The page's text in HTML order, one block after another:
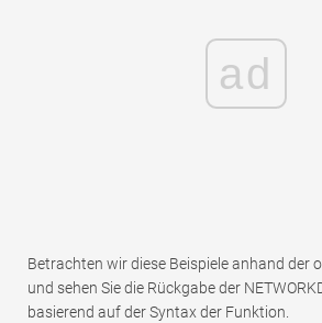
ad
Betrachten wir diese Beispiele anhand der
und sehen Sie die Rückgabe der
basierend auf der Syntax der Funktion.